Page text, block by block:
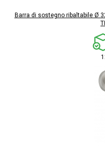
Barra di sostegno ribaltabile Ø